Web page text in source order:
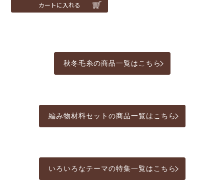
カートに入れる
秋冬毛糸の商品一覧はこちら
編み物材料セットの商品一覧はこちら
いろいろなテーマの特集一覧はこちら